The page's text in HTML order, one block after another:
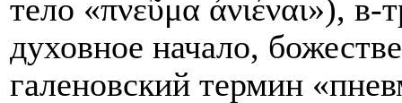
тело «πνεῦμα ἀνιέναι»),
духовное начало,
галеновский термин